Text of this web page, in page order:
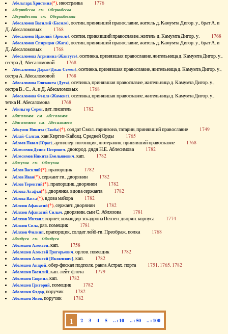
Абельгард Христина(*), иностранка 1776
Абернибесов см. Обернибесов
Абернибесова см. Обернибесова
Абесаломов Василий (Басиле), осетин, принявший православие, житель д. Камумта Дигор. у., брат А. и
Д. Абесаломовых 1768
Абесаломов Ираклий (Эрекле), осетин, принявший православие, житель д. Камумта Дигор. у. 1768
Абесаломов Спиридон (Жага), осетин, принявший православие, житель д. Камумта Дигор. у., брат А. и
Д. Абесаломовых 1768
Абесаломова Агрипина (Жантуте), осетинка, принявшая православие, жительница д. Камумта Дигор. у.,
сестра Д. Абесаломовой 1768
Абесаломова Дарья (Джан Семен), осетинка, принявшая православие, жительница д. Камумта Дигор. у.,
сестра А. Абесаломовой 1768
Абесаломова Елизавета (Дуга), осетинка, принявшая православие, жительница д. Камумта Дигор. у.,
сестра В., С., А. и Д. Абесаломовых 1768
Абесаломова Фекла (Жамкис), осетинка, принявшая православие, жительница д. Камумта Дигор. у.,
тетка И. Абесаломова 1768
Абильгор Серен, дат. писатель 1782
Абисаломов см. Абесаломов
Абисаломова см. Абесаломова
Абкузин Никита (Танба)(*), солдат Смол. гарнизона, татарин, принявший православие 1749
Аблай-Салтан, хан Киргиз-Кайсац. Средней Орды 1765
Аблеев Павел (Юрас), артиллер. погонщик, лютеранин, принявший православие 1768
Аблесимов Денис Петрович, двоюрод. дядя Н.Е. Аблесимова 1782
Аблесимов Никита Емельянович, кап. 1782
Аблеухов см. Облеухов
Аблов Василий(*), прапорщик 1782
Аблов Иван(*), сержант гв., дворянин 1782
Аблов Терентий(*), прапорщик, дворянин 1782
Аблова Агафья(*), дворянка, вдова сержанта 1782
Аблова Васса(*), вдова майора 1782
Аблязов Афанасий(*), сержант, дворянин 1782
Аблязов Афанасий Силыч, дворянин, сын С. Аблязова 1781
Аблязов Михаил, корнет, командир эскадрона Пензен. дворян. корпуса 1774
Аблязов Сила, ряз. помещик 1781
Аблязов Филипп, прапорщик, солдат лейб-гв. Преображ. полка 1768
Аболдуев см. Оболдуев
Аболешев Алексей, кап. 1758
Аболешев Алексей Григорьевич, орлов. помещик 1782
Аболешев Алексей [Яковлевич], кап. 1782
Аболешев Андрей, обер-фискал подполк. ранга Астрах. порта 1751, 1765, 1782
Аболешев Василий, кап.-лейт. флота 1779
Аболешев Гавриил, кап. 1782
Аболешев Григорий, помещик 1782
Аболешев Федор, поручик 1782
Аболешев Яков, поручик 1782
1 2 3 4 5 ..+10 ..+50 ..+100